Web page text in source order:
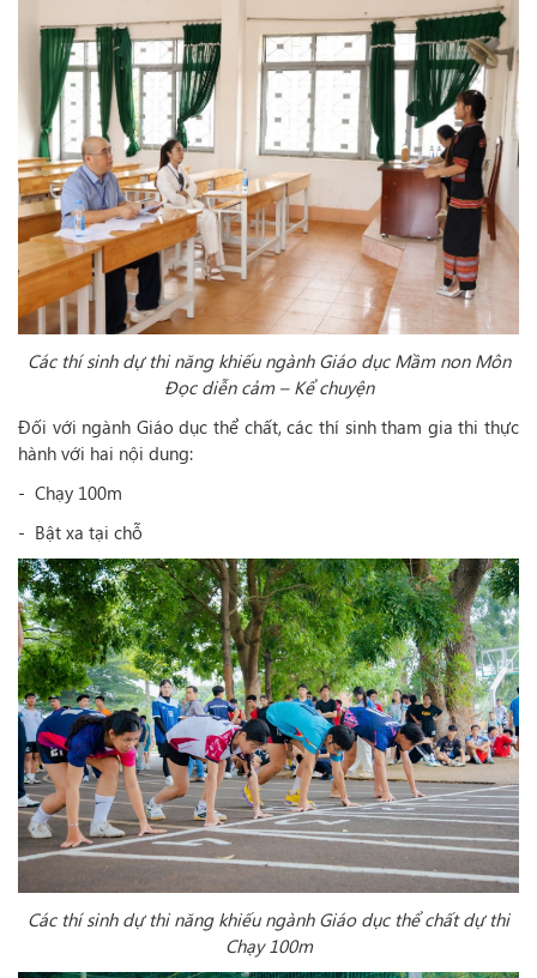
Các thí sinh dự thi năng khiếu ngành Giáo dục Mầm non Môn
Đọc diễn cảm – Kể chuyện
Đối với ngành Giáo dục thể chất, các thí sinh tham gia thi thực
hành với hai nội dung:
- Chạy 100m
- Bật xa tại chỗ
Các thí sinh dự thi năng khiếu ngành Giáo dục thể chất dự thi
Chạy 100m